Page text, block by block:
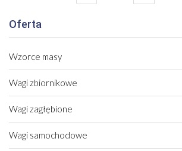
Oferta
Wzorce masy
Wagi zbiornikowe
Wagi zagłębione
Wagi samochodowe